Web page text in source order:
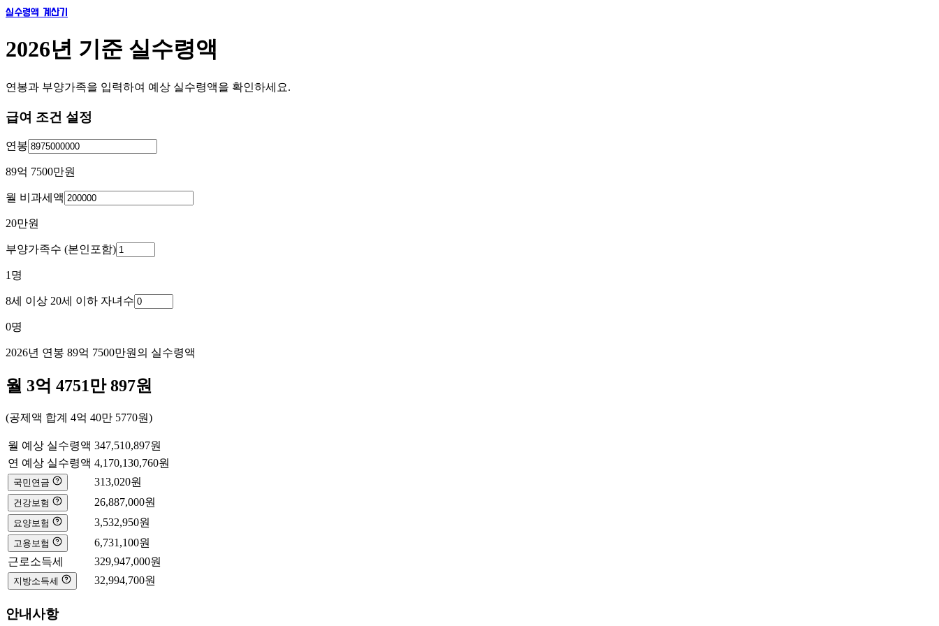
실수령액 계산기
2026년 기준 실수령액
연봉과 부양가족을 입력하여 예상 실수령액을 확인하세요.
급여 조건 설정
연봉
89억 7500만원
월 비과세액
20만원
부양가족수 (본인포함)
1 명
8세 이상 20세 이하 자녀수
0명
2026년 연봉 89억 7500만원의 실수령액
월 3억 4751만 897원
(공제액 합계 4억 40만 5770원)
월 예상 실수령액 347,510,897원
연 예상 실수령액 4,170,130,760원
국민연금 313,020원
건강보험 26,887,000원
요양보험 3,532,950원
고용보험 6,731,100원
근로소득세
329,947,000원
지방소득세 32,994,700원
안내사항